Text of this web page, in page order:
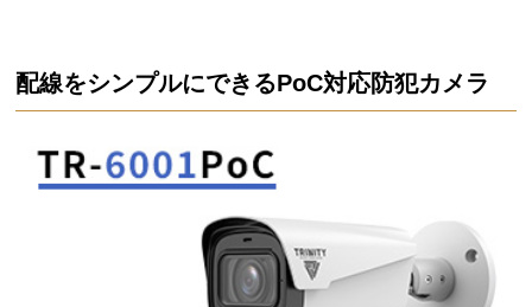
配線をシンプルにできるPoC対応防犯カメラ